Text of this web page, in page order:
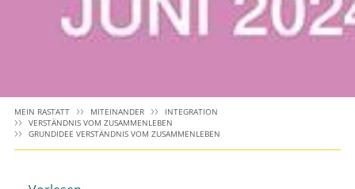
MEIN RASTATT MITEINANDER
INTEGRATION
VERSTÄNDNIS VOM ZUSAMMENLEBEN
GRUNDIDEE VERSTÄNDNIS VOM ZUSAMMENLEBEN